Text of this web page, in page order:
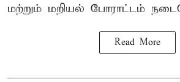
மற்றும் மறியல் போராட்டம்
Read More